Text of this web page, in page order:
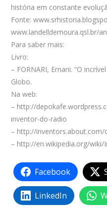
história em constante
Fonte:
www.landelldemoura.qsl.br/
Para saber mais:
Livro:
– FORNARI, Ernani. “O
Globo.
Na web:
– http://
inventor-do-radio
– http://
– http://en.wikipedia.org/wiki/
Facebook
LinkedIn